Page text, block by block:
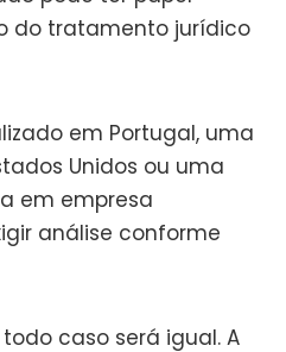
do tratamento jurídico
em Portugal, uma
Unidos ou uma
em empresa
análise conforme
caso será igual. A